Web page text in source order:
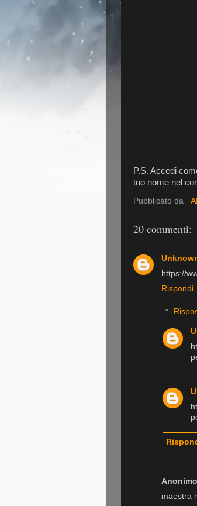
P.S. Accedi
tuo nome nel
Pubblicato da
20 commenti:
https://
Rispondi
Anonimo
maestra